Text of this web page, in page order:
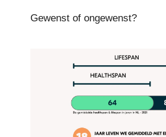
Gewenst of ongewenst?